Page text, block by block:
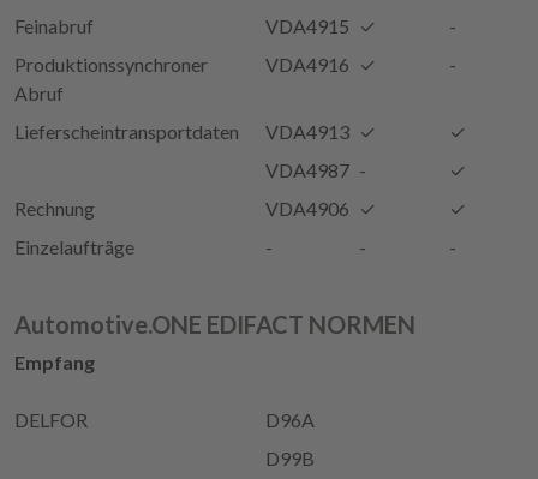
Feinabruf
VDA4915 ✓
-
Produktionssynchroner
Abruf
VDA4916 ✓ -
Lieferscheintransportdaten VDA4913 ✓
✓
VDA4987 -
✓
Rechnung
VDA4906 ✓
✓
Einzelaufträge
- - -
Automotive.ONE EDIFACT NORMEN
Empfang
DELFOR
D96A
D99B